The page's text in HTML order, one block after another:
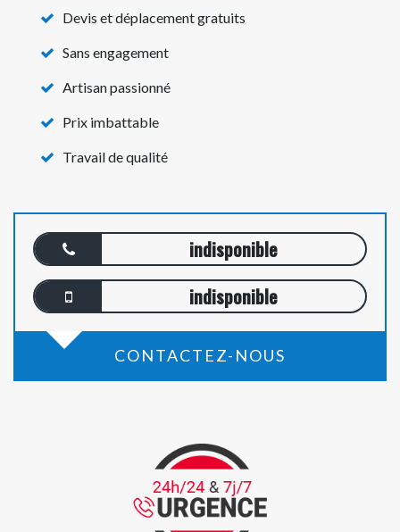
Devis et déplacement gratuits
Sans engagement
Artisan passionné
Prix imbattable
Travail de qualité
indisponible
indisponible
CONTACTEZ-NOUS